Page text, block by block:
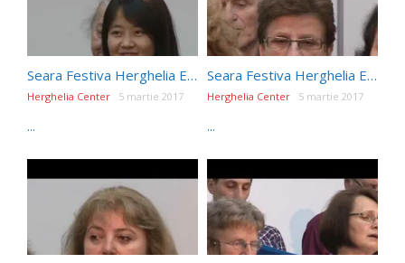
Seara Festiva Herghelia Editia189
Herghelia Center 5 martie 2017
...
Seara Festiva Herghelia Editia188
Herghelia Center 5 martie 2017
...